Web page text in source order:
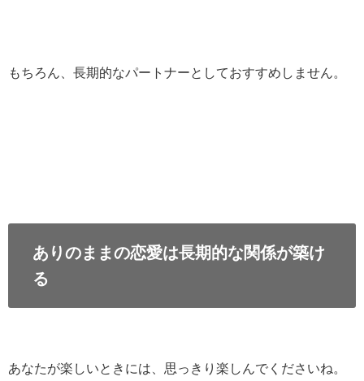
もちろん、長期的なパートナーとしておすすめしません。
ありのままの恋愛は長期的な関係が築け
る
あなたが楽しいときには、思っきり楽しんでくださいね。